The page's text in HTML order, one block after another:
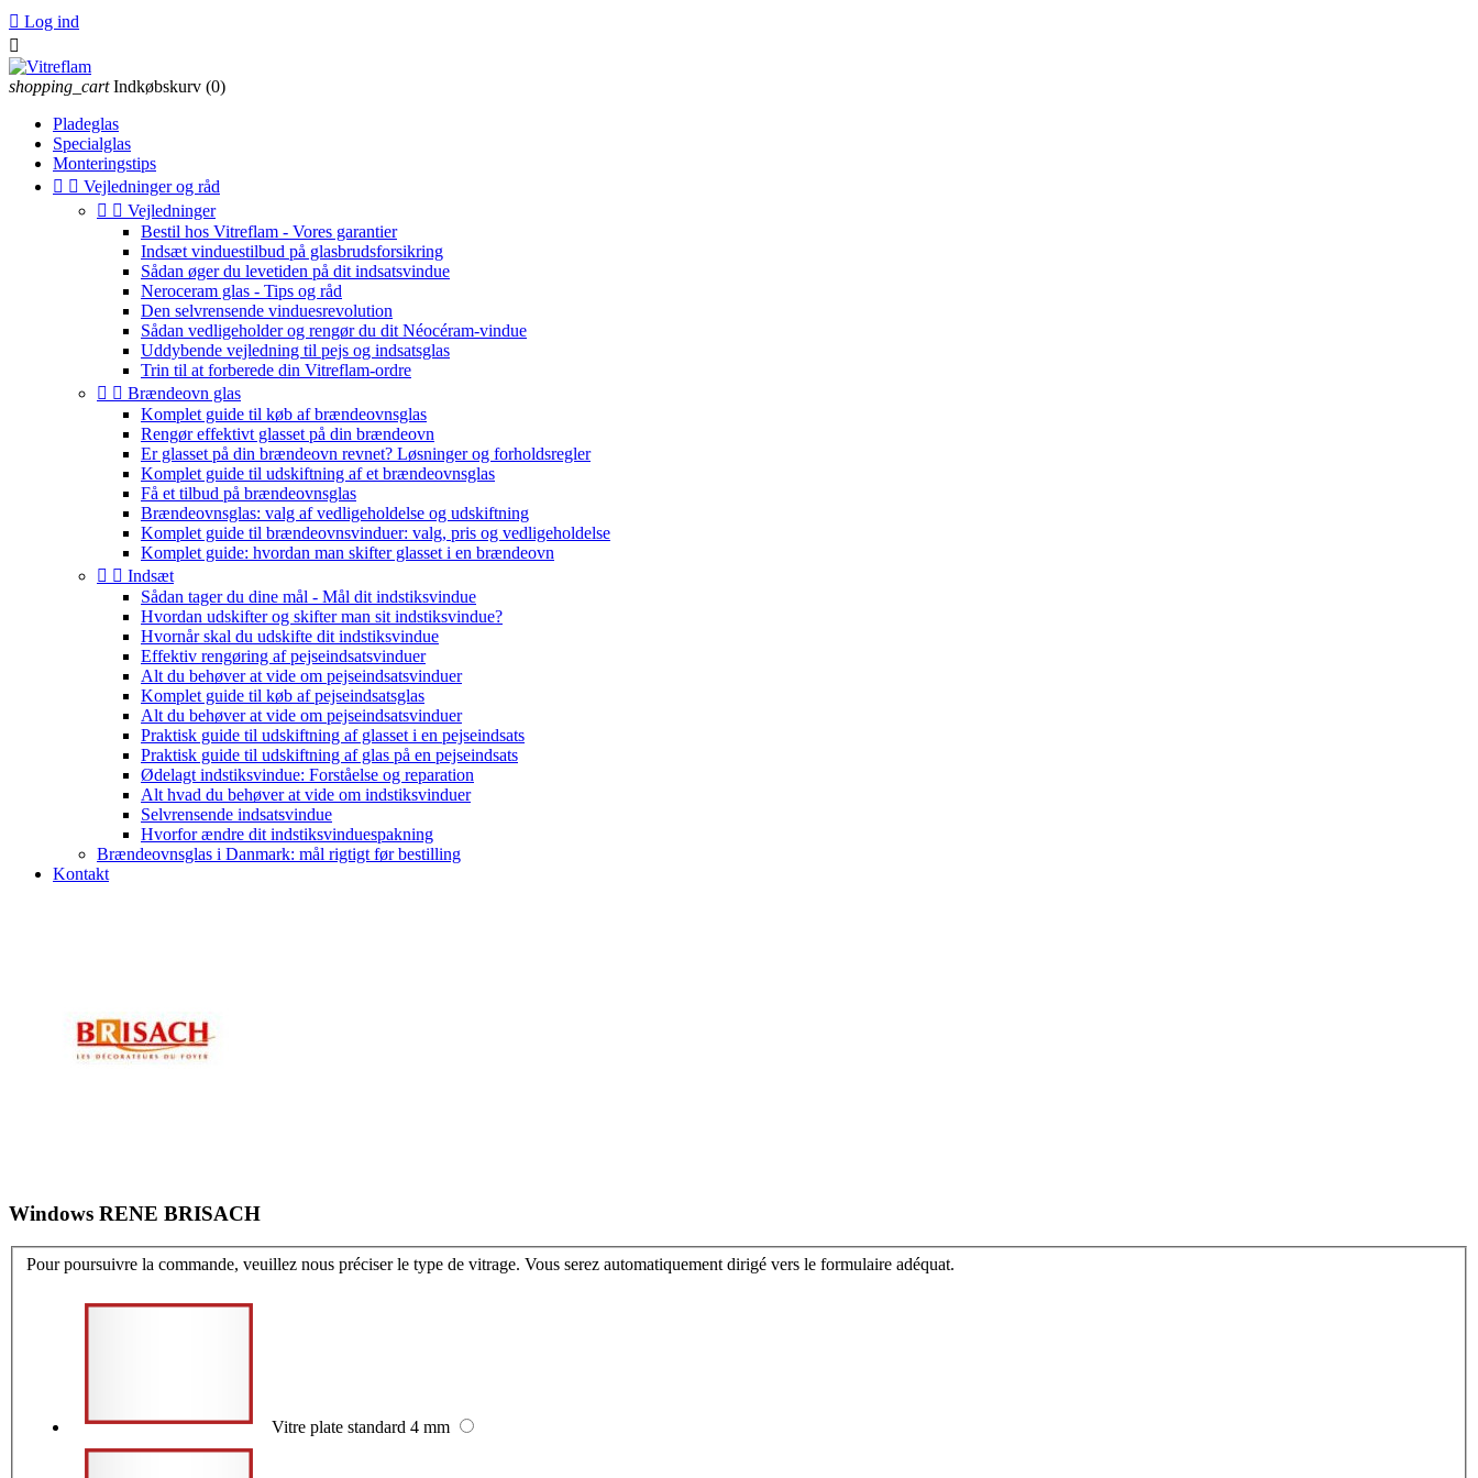
 Log ind

shopping_cart Indkøbskurv (0)
Pladeglas
Specialglas
Monteringstips
  Vejledninger og råd
  Vejledninger
Bestil hos Vitreflam - Vores garantier
Indsæt vinduestilbud på glasbrudsforsikring
Sådan øger du levetiden på dit indsatsvindue
Neroceram glas - Tips og råd
Den selvrensende vinduesrevolution
Sådan vedligeholder og rengør du dit Néocéram-vindue
Uddybende vejledning til pejs og indsatsglas
Trin til at forberede din Vitreflam-ordre
  Brændeovn glas
Komplet guide til køb af brændeovnsglas
Rengør effektivt glasset på din brændeovn
Er glasset på din brændeovn revnet? Løsninger og forholdsregler
Komplet guide til udskiftning af et brændeovnsglas
Få et tilbud på brændeovnsglas
Brændeovnsglas: valg af vedligeholdelse og udskiftning
Komplet guide til brændeovnsvinduer: valg, pris og vedligeholdelse
Komplet guide: hvordan man skifter glasset i en brændeovn
  Indsæt
Sådan tager du dine mål - Mål dit indstiksvindue
Hvordan udskifter og skifter man sit indstiksvindue?
Hvornår skal du udskifte dit indstiksvindue
Effektiv rengøring af pejseindsatsvinduer
Alt du behøver at vide om pejseindsatsvinduer
Komplet guide til køb af pejseindsatsglas
Alt du behøver at vide om pejseindsatsvinduer
Praktisk guide til udskiftning af glasset i en pejseindsats
Praktisk guide til udskiftning af glas på en pejseindsats
Ødelagt indstiksvindue: Forståelse og reparation
Alt hvad du behøver at vide om indstiksvinduer
Selvrensende indsatsvindue
Hvorfor ændre dit indstiksvinduespakning
Brændeovnsglas i Danmark: mål rigtigt før bestilling
Kontakt
Windows RENE BRISACH
Pour poursuivre la commande, veuillez nous préciser le type de vitrage. Vous serez automatiquement dirigé vers le formulaire adéquat.
Vitre plate standard 4 mm